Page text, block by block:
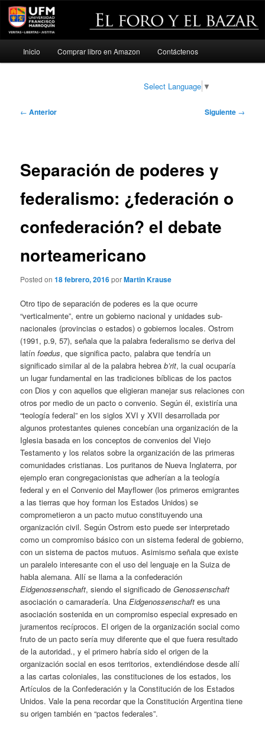
Ir
Inicio Comprar libro en Amazon Contáctenos
Select Language ▼
Navegación
← Anterior Siguiente →
Separación de poderes y
federalismo: ¿federación o
confederación? el debate
norteamericano
Posted on18 febrero, 2016porMartin Krause
Otro tipo de separación de poderes es la que ocurre
“verticalmente”, entre un gobierno nacional y unidades sub-
nacionales (provincias o estados) o gobiernos locales. Ostrom
(1991, p.9, 57), señala que la palabra federalismo se deriva del
latínfoedus, que significa pacto, palabra que tendría un
significado similar al de la palabra hebreab’rit, la cual ocuparía
un lugar fundamental en las tradiciones bíblicas de los pactos
con Dios y con aquellos que eligieran manejar sus relaciones con
otros por medio de un pacto o convenio. Según él, existiría una
“teología federal” en los siglos XVI y XVII desarrollada por
algunos protestantes quienes concebían una organización de la
Iglesia basada en los conceptos de convenios del Viejo
Testamento y los relatos sobre la organización de las primeras
comunidades cristianas. Los puritanos de Nueva Inglaterra, por
ejemplo eran congregacionistas que adherían a la teología
federal y en el Convenio del Mayflower (los primeros emigrantes
a las tierras que hoy forman los Estados Unidos) se
comprometieron a un pacto mutuo constituyendo una
organización civil. Según Ostrom esto puede ser interpretado
como un compromiso básico con un sistema federal de gobierno,
con un sistema de pactos mutuos. Asimismo señala que existe
un paralelo interesante con el uso del lenguaje en la Suiza de
habla alemana. Allí se llama a la confederación
Eidgenossenschaft, siendo el significado deGenossenschaft
asociación o camaradería. UnaEidgenossenschaft es una
asociación sostenida en un compromiso especial expresado en
juramentos recíprocos. El origen de la organización social como
fruto de un pacto sería muy diferente que el que fuera resultado
de la autoridad., y el primero habría sido el origen de la
organización social en esos territorios, extendiéndose desde allí
a las cartas coloniales, las constituciones de los estados, los
Artículos de la Confederación y la Constitución de los Estados
Unidos. Vale la pena recordar que la Constitución Argentina tiene
su origen también en “pactos federales”.